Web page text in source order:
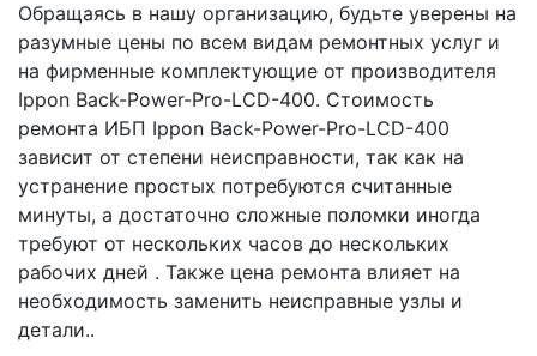
Обращаясь в нашу организацию, будьте уверены на
разумные цены по всем видам ремонтных услуг и
на фирменные комплектующие от производителя
Ippon Back-Power-Pro-LCD-400. Стоимость
ремонта ИБП Ippon Back-Power-Pro-LCD-400
зависит от степени неисправности, так как на
устранение простых потребуются считанные
минуты, а достаточно сложные поломки иногда
требуют от нескольких часов до нескольких
рабочих дней . Также цена ремонта влияет на
необходимость заменить неисправные узлы и
детали..